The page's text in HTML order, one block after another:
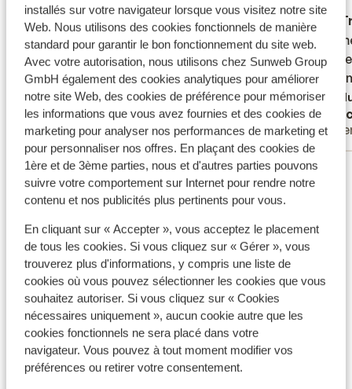
installés sur votre navigateur lorsque vous visitez notre site
Web. Nous utilisons des cookies fonctionnels de manière
standard pour garantir le bon fonctionnement du site web.
Avec votre autorisation, nous utilisons chez Sunweb Group
GmbH également des cookies analytiques pour améliorer
notre site Web, des cookies de préférence pour mémoriser
les informations que vous avez fournies et des cookies de
marketing pour analyser nos performances de marketing et
pour personnaliser nos offres. En plaçant des cookies de
1ère et de 3ème parties, nous et d'autres parties pouvons
suivre votre comportement sur Internet pour rendre notre
contenu et nos publicités plus pertinents pour vous.
En cliquant sur « Accepter », vous acceptez le placement
de tous les cookies. Si vous cliquez sur « Gérer », vous
trouverez plus d'informations, y compris une liste de
cookies où vous pouvez sélectionner les cookies que vous
souhaitez autoriser. Si vous cliquez sur « Cookies
nécessaires uniquement », aucun cookie autre que les
cookies fonctionnels ne sera placé dans votre
navigateur. Vous pouvez à tout moment modifier vos
préférences ou retirer votre consentement.
8.0 Excellent
5 avr. 2026
Bien placé. Mais l'appartement n'était pas
très propre à l'arrivée. La piscine mérite
une rénovation (en plus elle était verte)
Bien placé. Mais l'appartement n'était pas
très propre à l'arrivée. La piscine mérite
une rénovation (en plus elle était verte)
Anonyme
Familles
2e
voor
graag
2e
voor
graag
Voir tous les 200 avis
Emplacement
Afficher sur la carte